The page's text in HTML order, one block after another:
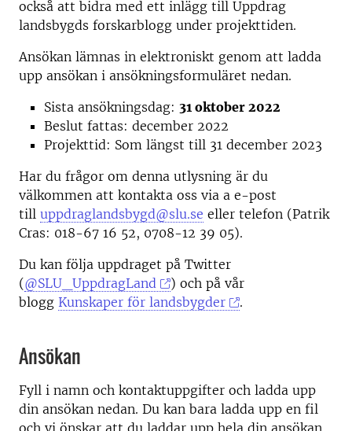
också att bidra med ett inlägg till Uppdrag
landsbygds forskarblogg under projekttiden.
Ansökan lämnas in elektroniskt genom att ladda
upp ansökan i ansökningsformuläret nedan.
Sista ansökningsdag: 31 oktober 2022
Beslut fattas: december 2022
Projekttid: Som längst till 31 december 2023
Har du frågor om denna utlysning är du
välkommen att kontakta oss via a e-post
till uppdraglandsbygd@slu.se eller telefon (Patrik
Cras: 018-67 16 52, 0708-12 39 05).
Du kan följa uppdraget på Twitter
(@SLU_UppdragLand
) och på vår
blogg Kunskaper för landsbygder .
Ansökan
Fyll i namn och kontaktuppgifter och ladda upp
din ansökan nedan. Du kan bara ladda upp en fil
och vi önskar att du laddar upp hela din ansökan